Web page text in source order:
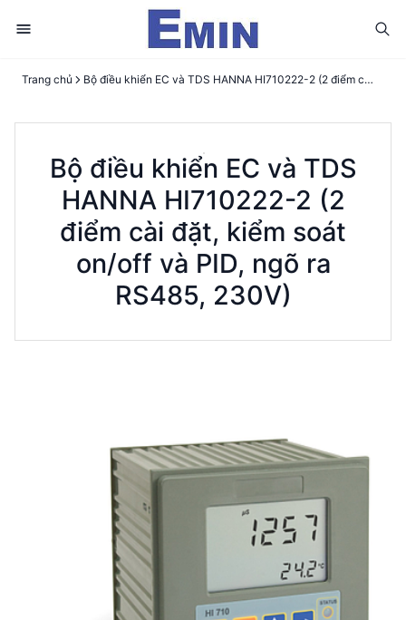
Trang chủ Bộ điều khiển EC và TDS HANNA HI710222-2 (2 điểm cài đặt, kiểm soát on/off và PID, ngõ ra RS485, 230V)
Bộ điều khiển EC và TDS
HANNA HI710222-2 (2
điểm cài đặt, kiểm soát
on/off và PID, ngõ ra
RS485, 230V)